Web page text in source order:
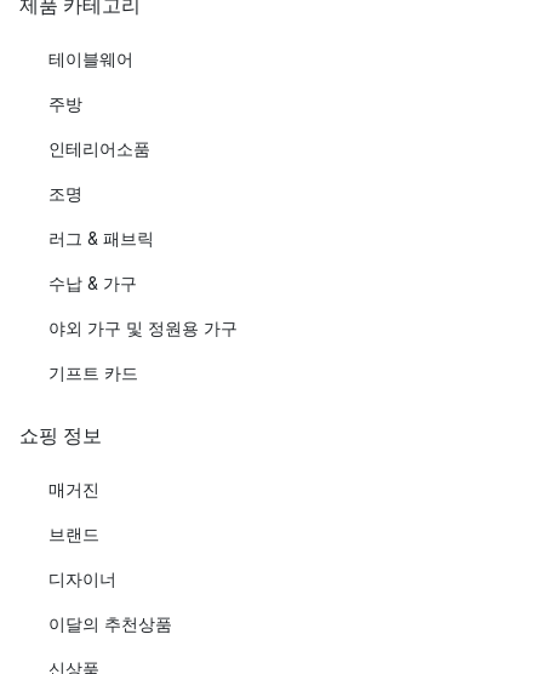
제품 카테고리
테이블웨어
주방
인테리어소품
조명
러그 & 패브릭
수납 & 가구
야외 가구 및 정원용 가구
기프트 카드
쇼핑 정보
매거진
브랜드
디자이너
이달의 추천상품
신상품